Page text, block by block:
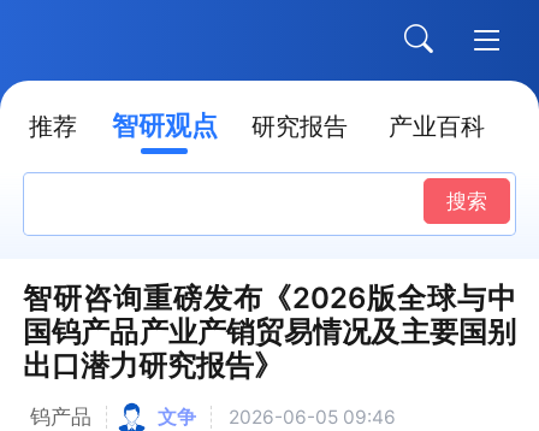
推荐 智研观点 研究报告 产业百科
搜索
智研咨询重磅发布《2026版全球与中
国钨产品产业产销贸易情况及主要国别
出口潜力研究报告》
钨产品 文争 2026-06-05 09:46